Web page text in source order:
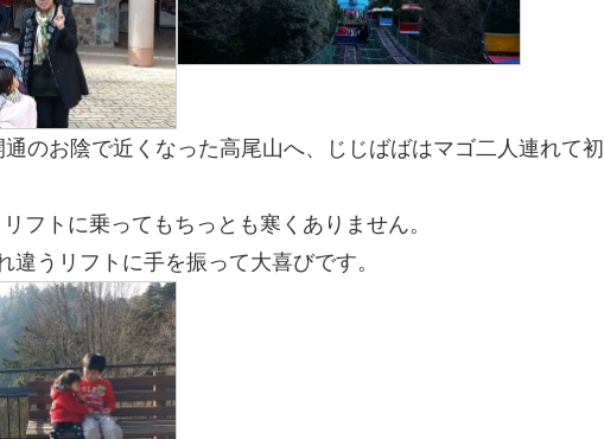
のお陰で近くなった高尾山へ、じじばばはマゴ二人連れて初
フトに乗ってもちっとも寒くありません。
違うリフトに手を振って大喜びです。